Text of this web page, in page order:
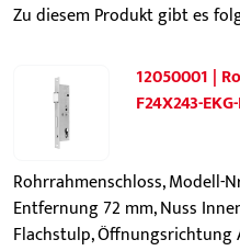
Zu diesem Produkt gibt es
12050001 |
F24X243-
Rohrrahmenschloss, Modell-
Entfernung 72 mm, Nuss
Flachstulp, Öffnungsrichtung